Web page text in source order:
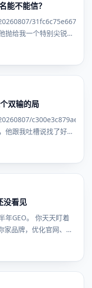
能不能信？
抛给我一个特别尖锐的
双输的局
他跟我吐槽说找了好几
没看见
年GEO。 你天天盯着
品牌，优化官网、发